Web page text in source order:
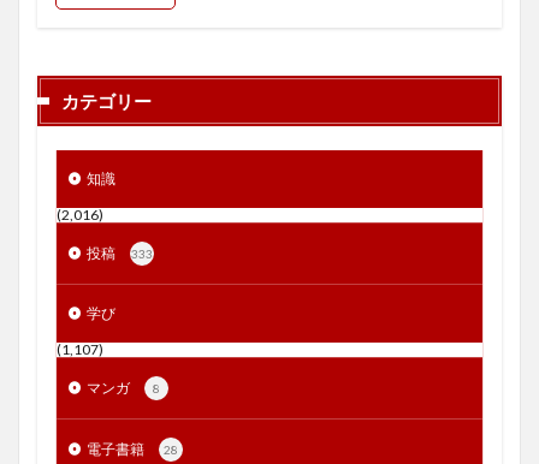
カテゴリー
知識
(2,016)
投稿 333
学び
(1,107)
マンガ 8
電子書籍 28